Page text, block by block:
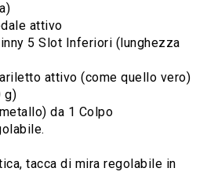
attivo
5 Slot Inferiori (lunghezza
attivo (come quello vero)
g)
da 1 Colpo
tacca di mira regolabile in